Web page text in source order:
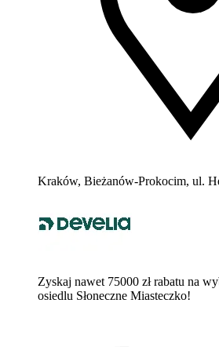
Kraków, Bieżanów-Prokocim, ul.
Zyskaj nawet 75000 zł rabatu na
osiedlu Słoneczne Miasteczko!